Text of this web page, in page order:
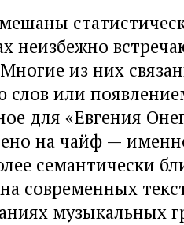
неизбежно
из них
слов или
для «Евгения
на чайф —
семантически
современных
музыкальных